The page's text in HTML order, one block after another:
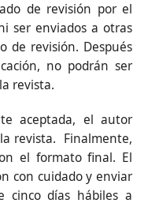
de revisión por el
ser enviados a otras
de revisión. Después
no podrán ser
revista.
aceptada, el autor
revista. Finalmente,
el formato final. El
con cuidado y enviar
cinco días hábiles a